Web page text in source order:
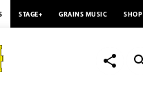
STAGE+ GRAINS MUSIC SHOP